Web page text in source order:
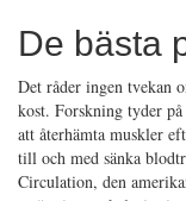
De bästa
Det råder ingen tvekan
kost. Forskning tyder
att återhämta muskler
till och med sänka
Circulation, den